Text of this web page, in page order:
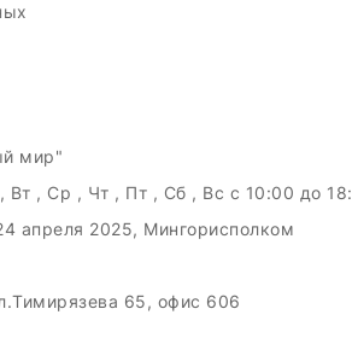
мир"
Вт , Ср , Чт , Пт , Сб , Вс c 10:00 до
апреля 2025, Мингорисполком
65, офис 606